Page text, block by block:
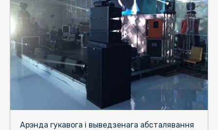
Арэнда гукавога і выведзенага абсталявання